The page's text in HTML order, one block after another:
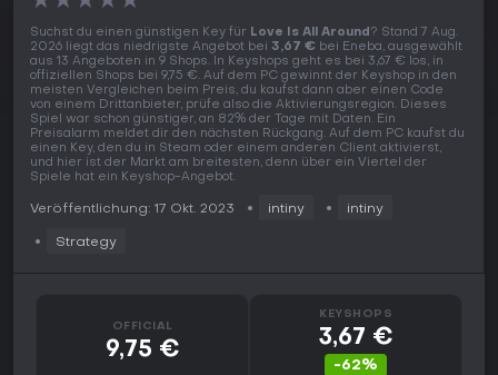
Suchst du einen günstigen Key für Love Is All Around? Stand 7 Aug.
2026 liegt das niedrigste Angebot bei 3,67 € bei Eneba, ausgewählt
aus 13 Angeboten in 9 Shops. In Keyshops geht es bei 3,67 € los, in
offiziellen Shops bei 9,75 €. Auf dem PC gewinnt der Keyshop in den
meisten Vergleichen beim Preis, du kaufst dann aber einen Code
von einem Drittanbieter, prüfe also die Aktivierungsregion. Dieses
Spiel war schon günstiger, an 82% der Tage mit Daten. Ein
Preisalarm meldet dir den nächsten Rückgang. Auf dem PC kaufst du
einen Key, den du in Steam oder einem anderen Client aktivierst,
und hier ist der Markt am breitesten, denn über ein Viertel der
Spiele hat ein Keyshop-Angebot.
Veröffentlichung: 17 Okt. 2023 intiny intiny
Strategy
OFFICIAL
9,75 €
KEYSHOPS
3,67 €
-62%